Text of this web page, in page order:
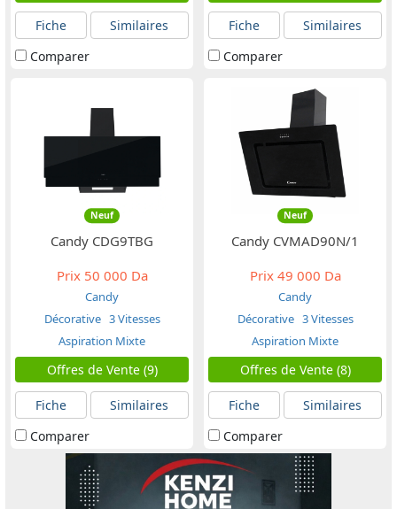
Fiche
Similaires
Comparer
Fiche
Similaires
Comparer
Neuf
Candy CDG9TBG
Prix50 000 Da
Candy
Décorative 3 Vitesses
Aspiration Mixte
Offres de Vente (9)
Fiche
Similaires
Comparer
Neuf
Candy CVMAD90N/1
Prix49 000 Da
Candy
Décorative 3 Vitesses
Aspiration Mixte
Offres de Vente (8)
Fiche
Similaires
Comparer